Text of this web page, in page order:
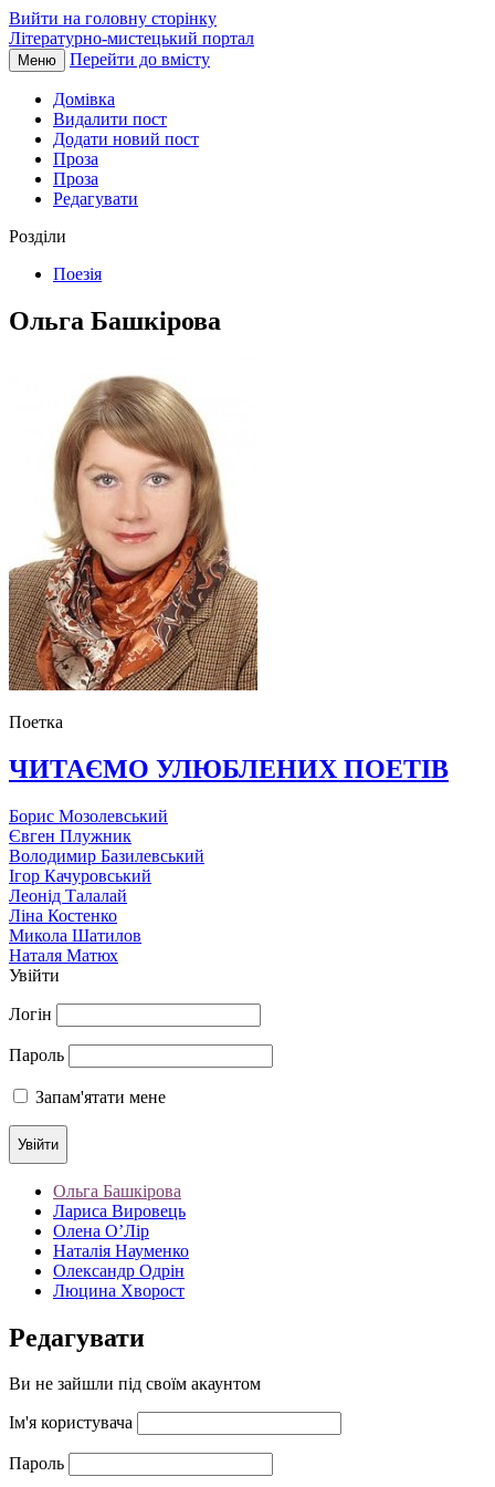
Вийти на головну сторінку
Літературно-мистецький портал
Меню Перейти до вмісту
Домівка
Видалити пост
Додати новий пост
Проза
Проза
Редагувати
Розділи
Поезія
Ольга Башкірова
Поетка
ЧИТАЄМО УЛЮБЛЕНИХ ПОЕТІВ
Борис Мозолевський
Євген Плужник
Володимир Базилевський
Ігор Качуровський
Леонід Талалай
Ліна Костенко
Микола Шатилов
Наталя Матюх
Увійти
Логін
Пароль
Запам'ятати мене
Ольга Башкірова
Лариса Вировець
Олена О’Лір
Наталія Науменко
Олександр Одрін
Люцина Хворост
Редагувати
Ви не зайшли під своїм акаунтом
Ім'я користувача
Пароль